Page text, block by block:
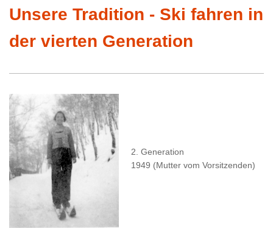
Unsere Tradition - Ski fahren in
der vierten Generation
2. Generation
1949 (Mutter vom Vorsitzenden)